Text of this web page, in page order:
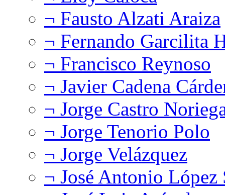
¬ Fausto Alzati Araiza
¬ Fernando Garcilita
¬ Francisco Reynoso
¬ Javier Cadena
¬ Jorge Castro
¬ Jorge Tenorio Polo
¬ Jorge Velázquez
¬ José Antonio López